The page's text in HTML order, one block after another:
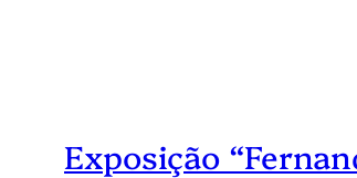
Exposição